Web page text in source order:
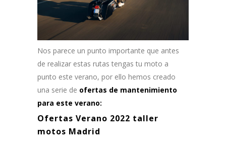
Nos parece un punto importante que antes
de realizar estas rutas tengas tu moto a
punto este verano, por ello hemos creado
una serie de ofertas de mantenimiento
para este verano:
Ofertas Verano 2022 taller
motos Madrid